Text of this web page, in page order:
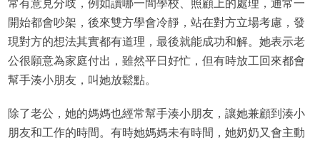
常有意見分歧，例如讀哪一間學校、照顧上的處理，通常一
開始都會吵架，後來雙方學會冷靜，站在對方立場考慮，發
現對方的想法其實都有道理，最後就能成功和解。她表示老
公很願意為家庭付出，雖然平日好忙，但有時放工回來都會
幫手湊小朋友，叫她放鬆點。
除了老公，她的媽媽也經常幫手湊小朋友，讓她兼顧到湊小
朋友和工作的時間。有時她媽媽未有時間，她奶奶又會主動